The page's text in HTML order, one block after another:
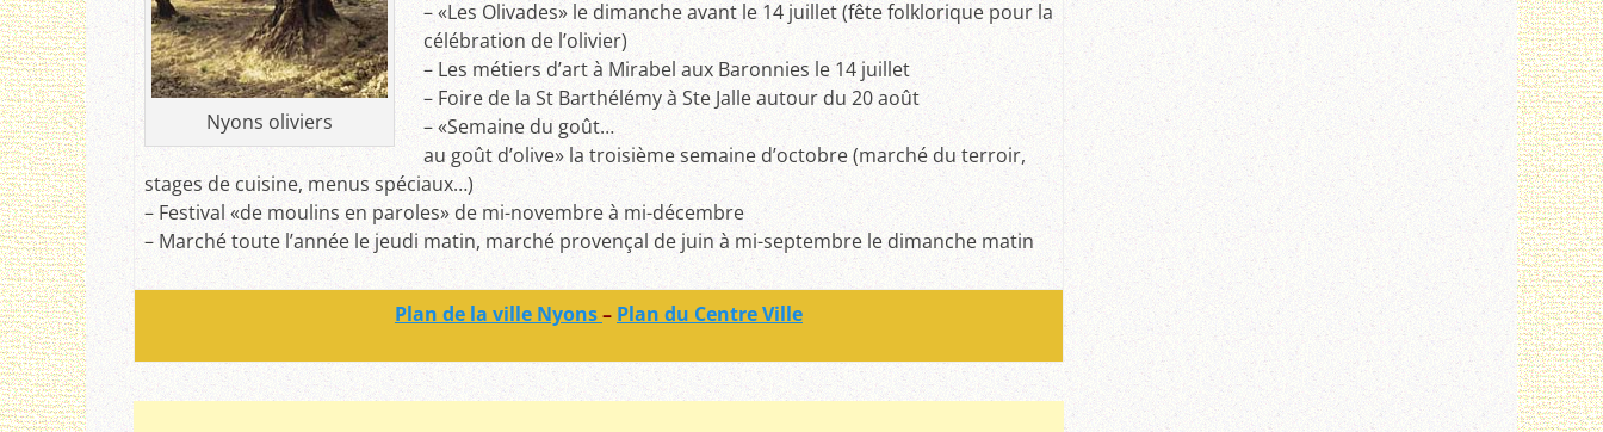
Nyons oliviers
– «Les Olivades» le dimanche avant le 14 juillet (fête folklorique pour la
célébration de l’olivier)
– Les métiers d’art à Mirabel aux Baronnies le 14 juillet
– Foire de la St Barthélémy à Ste Jalle autour du 20 août
– «Semaine du goût…
au goût d’olive» la troisième semaine d’octobre (marché du terroir,
stages de cuisine, menus spéciaux…)
– Festival «de moulins en paroles» de mi-novembre à mi-décembre
– Marché toute l’année le jeudi matin, marché provençal de juin à mi-septembre le dimanche matin
Plan de la ville Nyons– Plan du Centre Ville